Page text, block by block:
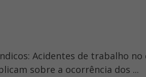
Acidentes de trabalho
sobre a ocorrência dos ...